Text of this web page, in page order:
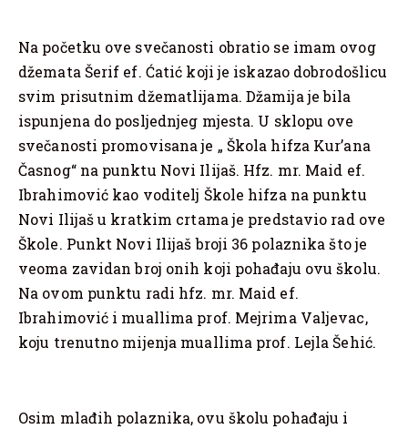
Na početku ove svečanosti obratio se imam ovog
džemata Šerif ef. Ćatić koji je iskazao dobrodošlicu
svim prisutnim džematlijama. Džamija je bila
ispunjena do posljednjeg mjesta. U sklopu ove
svečanosti promovisana je „ Škola hifza Kur’ana
Časnog“ na punktu Novi Ilijaš. Hfz. mr. Maid ef.
Ibrahimović kao voditelj Škole hifza na punktu
Novi Ilijaš u kratkim crtama je predstavio rad ove
Škole. Punkt Novi Ilijaš broji 36 polaznika što je
veoma zavidan broj onih koji pohađaju ovu školu.
Na ovom punktu radi hfz. mr. Maid ef.
Ibrahimović i muallima prof. Mejrima Valjevac,
koju trenutno mijenja muallima prof. Lejla Šehić.
Osim mlađih polaznika, ovu školu pohađaju i